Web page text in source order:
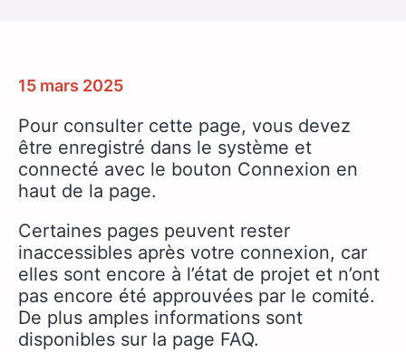
15 mars 2025
Pour consulter cette page, vous devez
être enregistré dans le système et
connecté avec le bouton Connexion en
haut de la page.
Certaines pages peuvent rester
inaccessibles après votre connexion, car
elles sont encore à l’état de projet et n’ont
pas encore été approuvées par le comité.
De plus amples informations sont
disponibles sur la page FAQ.